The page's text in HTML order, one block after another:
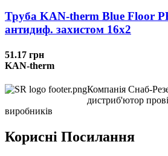
Труба KAN-therm Blue Floor
антидиф. захистом 16х2
51.17 грн
KAN-therm
Компанія Снаб-
дистриб'ютор
виробників
Корисні Посилання